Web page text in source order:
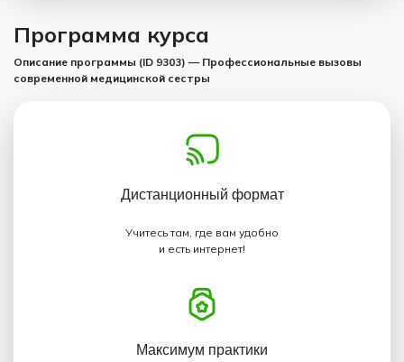
Программа курса
Описание программы (ID 9303) — Профессиональные вызовы
современной медицинской сестры
Дистанционный формат
Учитесь там, где вам удобно
и есть интернет!
Максимум практики